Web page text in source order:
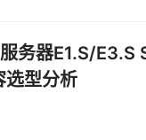
务器E1.S/E3.S
选型分析